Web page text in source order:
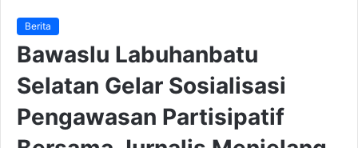
Berita
Bawaslu Labuhanbatu
Selatan Gelar Sosialisasi
Pengawasan Partisipatif